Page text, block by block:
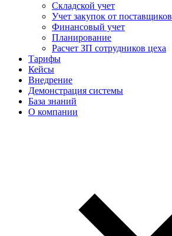
Складской учет
Учет закупок от поставщиков
Финансовый учет
Планирование
Расчет ЗП сотрудников цеха
Тарифы
Кейсы
Внедрение
Демонстрация системы
База знаний
О компании